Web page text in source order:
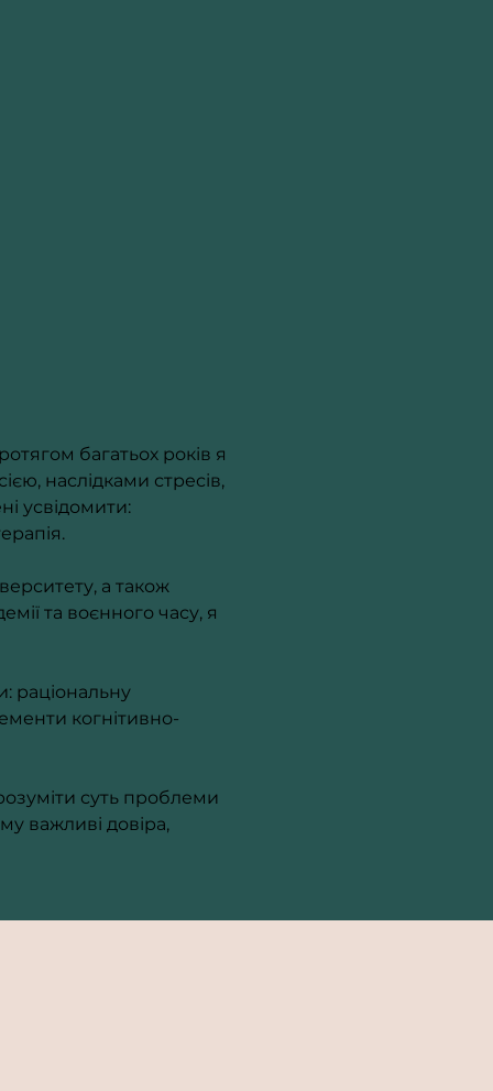
багатьох років я
наслідками стресів,
усвідомити:
а також
та воєнного часу, я
раціональну
когнітивно-
суть проблеми
важливі довіра,